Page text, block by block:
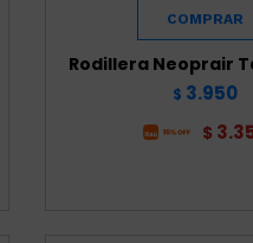
Rodillera Neoprair
$ 3.950
$